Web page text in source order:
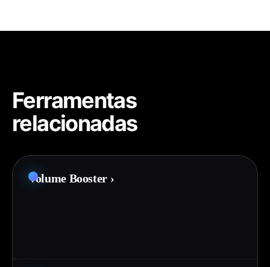
Ferramentas
relacionadas
Volume Booster ›